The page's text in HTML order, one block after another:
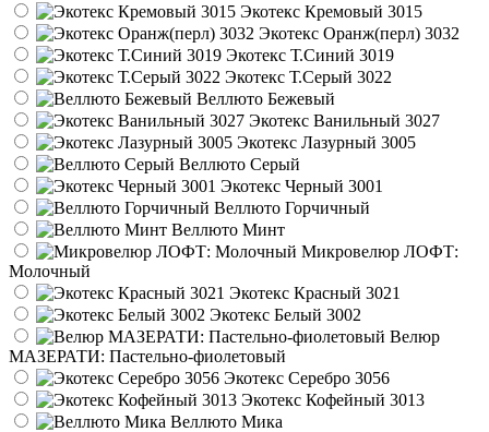
Экотекс Кремовый 3015
Экотекс Оранж(перл) 3032
Экотекс Т.Синий 3019
Экотекс Т.Серый 3022
Веллюто Бежевый
Экотекс Ванильный 3027
Экотекс Лазурный 3005
Веллюто Серый
Экотекс Черный 3001
Веллюто Горчичный
Веллюто Минт
Микровелюр ЛОФТ:
Молочный
Экотекс Красный 3021
Экотекс Белый 3002
Велюр
МАЗЕРАТИ: Пастельно-фиолетовый
Экотекс Серебро 3056
Экотекс Кофейный 3013
Веллюто Мика